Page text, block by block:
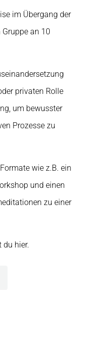
im Übergang der
an 10
privaten Rolle
um bewusster
Prozesse zu
wie z.B. ein
und einen
zu einer
du hier.